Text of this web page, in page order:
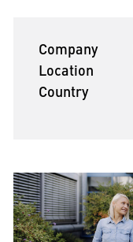
Company
Location
Country